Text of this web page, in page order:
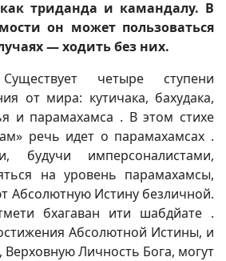
триданда и камандалу. В
он может пользоваться
— ходить без них.
четыре ступени
от мира: кутичака, бахудака,
и парамахамса . В этом стихе
речь идет о парамахамсах .
будучи имперсоналистами,
на уровень парамахамсы,
Абсолютную Истину безличной.
бхагаван ити шабдйате .
Абсолютной Истины, и
Верховную Личность Бога, могут